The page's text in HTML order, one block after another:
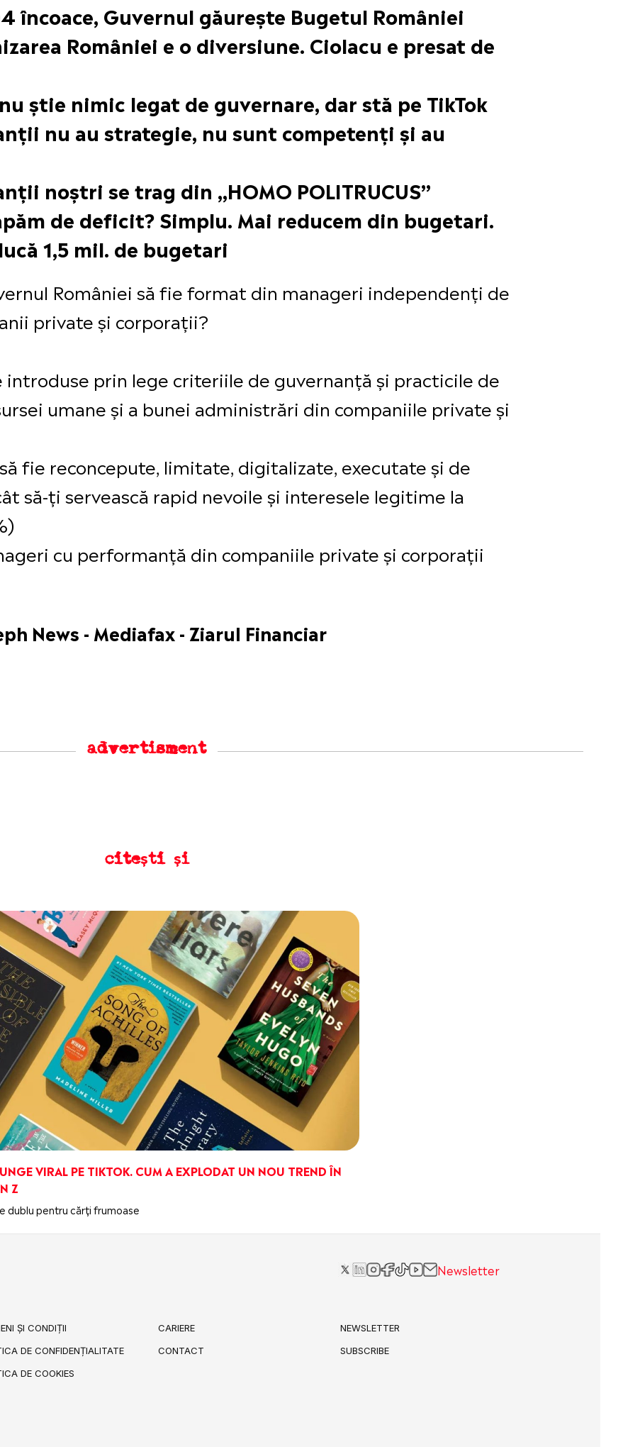
încoace, Guvernul găurește Bugetul României
României e o diversiune. Ciolacu e presat de
știe nimic legat de guvernare, dar stă pe TikTok
nu au strategie, nu sunt competenți și au
noștri se trag din „HOMO POLITRUCUS”
de deficit? Simplu. Mai reducem din bugetari.
1,5 mil. de bugetari
României să fie format din manageri independenți de
private și corporații?
prin lege criteriile de guvernanță și practicile de
umane și a bunei administrări din companiile private și
fie reconcepute, limitate, digitalizate, executate și de
să-ți servească rapid nevoile și interesele legitime la
cu performanță din companiile private și corporații
News - Mediafax - Ziarul Financiar
advertisment
citești și
VIRAL PE TIKTOK. CUM A EXPLODAT UN NOU TREND ÎN
Z
dublu pentru cărți frumoase
Newsletter
ȘI CONDIȚII
DE CONFIDENȚIALITATE
DE COOKIES
CARIERE
CONTACT
NEWSLETTER
SUBSCRIBE